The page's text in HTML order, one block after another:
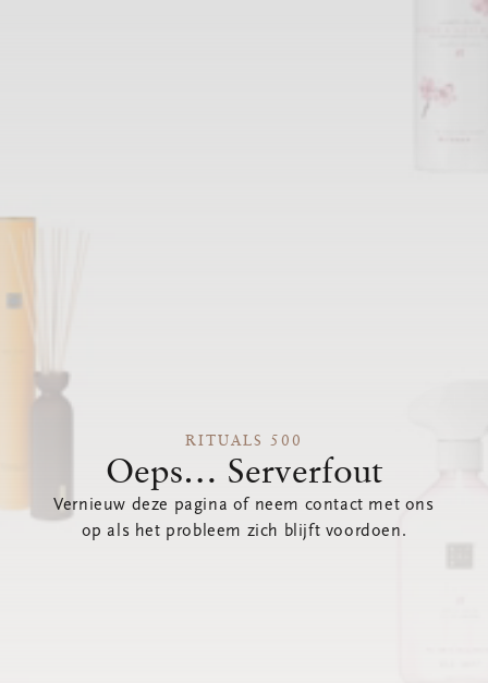
RITUALS 500
Oeps… Serverfout
Vernieuw deze pagina of neem contact met ons
op als het probleem zich blijft voordoen.